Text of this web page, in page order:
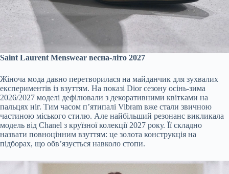
Saint Laurent Menswear весна-літо 2027
Жіноча мода давно перетворилася на майданчик для зухвалих
експериментів із взуттям. На показі Dior сезону осінь-зима
2026/2027 моделі дефілювали з декоративними квітками на
пальцях ніг. Тим часом п’ятипалі Vibram вже стали звичною
частиною міського стилю. Але найбільший резонанс викликала
модель від Chanel з круїзної колекції 2027 року. Її складно
назвати повноцінним взуттям: це золота конструкція на
підборах, що обв’язується навколо стопи.